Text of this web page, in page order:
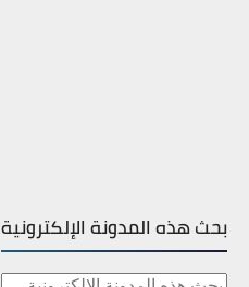
بحث هذه المدونة الإلكترونية